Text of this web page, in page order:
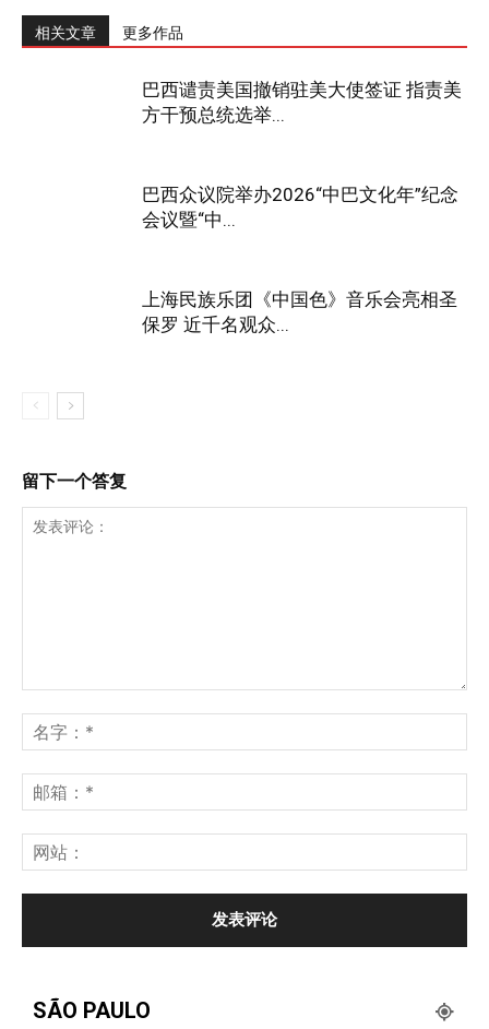
相关文章 更多作品
巴西谴责美国撤销驻美大使签证 指责美
方干预总统选举...
巴西众议院举办2026“中巴文化年”纪念
会议暨“中...
上海民族乐团《中国色》音乐会亮相圣
保罗 近千名观众...
留下一个答复
SÃO PAULO